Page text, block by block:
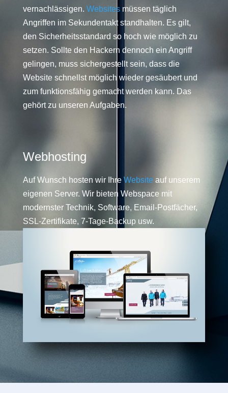
vernachlässigen. Websitesmüssen täglich
Angriffen im Sekundentakt standhalten. Es gilt,
den Sicherheitsstandard so hoch wie möglich zu
setzen. Sollte den Hackern dennoch ein Angriff
gelingen, muss sichergestellt sein, dass die
Website schnellst möglich wieder gesäubert und
zum funktionsfähig gemacht werden kann. Das
gehört zu unseren Aufgaben.
Webhosting
Auf Wunsch hosten wir Ihre Website auf unserem
eigenen Server. Wir bieten Webspace mit
modernster Technik, Software, Email-Postfächer,
SSL-Zertifikate, 7-Tage-Backup usw.